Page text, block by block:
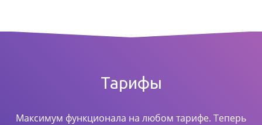
Тарифы
Максимум функционала на любом тарифе. Теперь